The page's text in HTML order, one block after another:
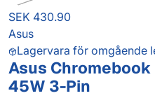
SEK 430.90
Asus
Lagervara för omgående
Asus
45W 3-Pin